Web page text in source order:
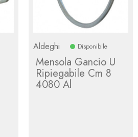
Aldeghi Disponibile
Mensola Gancio U
Ripiegabile Cm 8
4080 Al